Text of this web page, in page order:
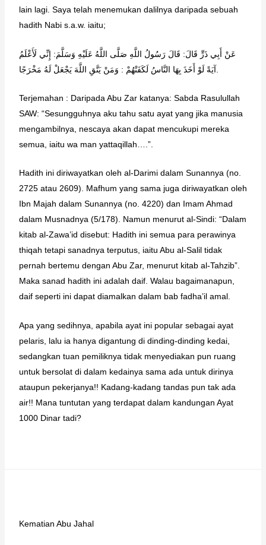
lain lagi. Saya telah menemukan dalilnya daripada sebuah
hadith Nabi s.a.w. iaitu;
عَنْ أَبِي ذَرٍّ قَالَ: قَالَ رَسُولُ اللَّهِ صَلَّى اللَّهُ عَلَيْهِ وَسَلَّمَ: إِنِّي لَأَعْلَمُ
آيَةً لَوْ أَخَذَ بِهَا النَّاسُ لَكَفَتْهُمْ : وَمَنْ يَتَّقِ اللَّهَ يَجْعَلْ لَهُ مَخْرَجًا.
Terjemahan : Daripada Abu Zar katanya: Sabda Rasulullah
SAW: “Sesungguhnya aku tahu satu ayat yang jika manusia
mengambilnya, nescaya akan dapat mencukupi mereka
semua, iaitu wa man yattaqillah….”.
Hadith ini diriwayatkan oleh al-Darimi dalam Sunannya (no.
2725 atau 2609). Mafhum yang sama juga diriwayatkan oleh
Ibn Majah dalam Sunannya (no. 4220) dan Imam Ahmad
dalam Musnadnya (5/178). Namun menurut al-Sindi: “Dalam
kitab al-Zawa’id disebut: Hadith ini semua para perawinya
thiqah tetapi sanadnya terputus, iaitu Abu al-Salil tidak
pernah bertemu dengan Abu Zar, menurut kitab al-Tahzib”.
Maka sanad hadith ini adalah daif. Walau bagaimanapun,
daif seperti ini dapat diamalkan dalam bab fadha’il amal.
Apa yang sedihnya, apabila ayat ini popular sebagai ayat
pelaris, lalu ia hanya digantung di dinding-dinding kedai,
sedangkan tuan pemiliknya tidak menyediakan pun ruang
untuk bersolat di dalam kedainya sama ada untuk dirinya
ataupun pekerjanya!! Kadang-kadang tandas pun tak ada
air!! Mana tuntutan yang terdapat dalam kandungan Ayat
1000 Dinar tadi?
Kematian Abu Jahal